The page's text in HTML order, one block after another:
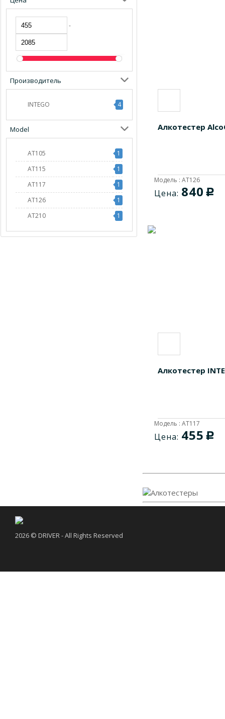
-
Производитель
INTEGO 4
Model
AT105
1
AT115
1
AT117
1
AT126
1
AT210
1
Алкотестер
Цена: 840 c
Модель : AT126
Алкотестер
Цена: 455 c
Модель : AT117
2026 © DRIVER - All Rights Reserved